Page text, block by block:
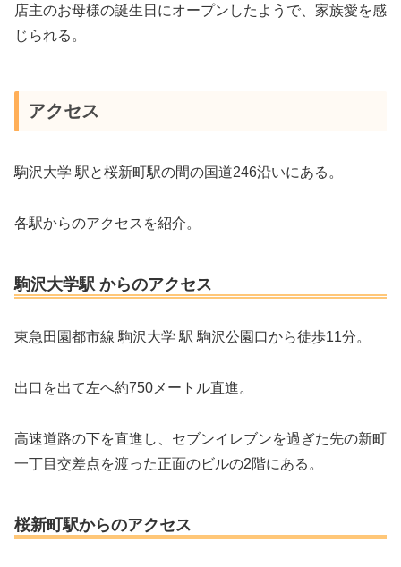
店主のお母様の誕生日にオープンしたようで、家族愛を感
じられる。
アクセス
駒沢大学 駅と桜新町駅の間の国道246沿いにある。
各駅からのアクセスを紹介。
駒沢大学駅 からのアクセス
東急田園都市線 駒沢大学 駅 駒沢公園口から徒歩11分。
出口を出て左へ約750メートル直進。
高速道路の下を直進し、セブンイレブンを過ぎた先の新町
一丁目交差点を渡った正面のビルの2階にある。
桜新町駅からのアクセス